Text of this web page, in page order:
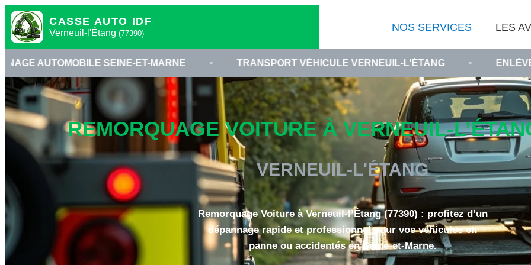
CASSE AUTO IDF
Verneuil-l'Étang (77390)
NOS SERVICES LES
SEINE-ET-MARNE • TRANSPORT VÉHICULE VERNEUIL-L'ÉTANG • ENLÈVEMENT
REMORQUAGE VOITURE À VERNEUIL-
VERNEUIL-L'ÉTANG
Remorquage Voiture à Verneuil-l’Étang (77390) : profitez d’un
dépannage rapide et professionnel pour vos véhicules en
panne ou accidentés en Seine-et-Marne.